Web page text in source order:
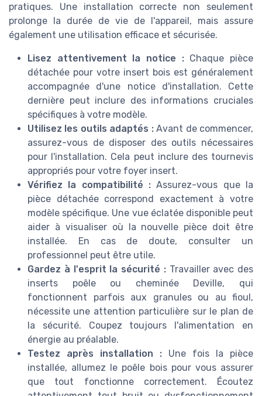
pratiques. Une installation correcte non seulement
prolonge la durée de vie de l'appareil, mais assure
également une utilisation efficace et sécurisée.
Lisez attentivement la notice :Chaque pièce
détachée pour votre insert bois est généralement
accompagnée d'une notice d'installation. Cette
dernière peut inclure des informations cruciales
spécifiques à votre modèle.
Utilisez les outils adaptés :Avant de commencer,
assurez-vous de disposer des outils nécessaires
pour l'installation. Cela peut inclure des tournevis
appropriés pour votre foyer insert.
Vérifiez la compatibilité : Assurez-vous que la
pièce détachée correspond exactement à votre
modèle spécifique. Une vue éclatée disponible peut
aider à visualiser où la nouvelle pièce doit être
installée. En cas de doute, consulter un
professionnel peut être utile.
Gardez à l'esprit la sécurité :Travailler avec des
inserts poêle ou cheminée Deville, qui
fonctionnent parfois aux granules ou au fioul,
nécessite une attention particulière sur le plan de
la sécurité. Coupez toujours l'alimentation en
énergie au préalable.
Testez après installation : Une fois la pièce
installée, allumez le poêle bois pour vous assurer
que tout fonctionne correctement. Écoutez